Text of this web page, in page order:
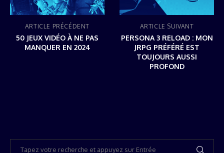
ARTICLE PRÉCÉDENT
50 JEUX VIDÉO À NE PAS
MANQUER EN 2024
ARTICLE SUIVANT
PERSONA 3 RELOAD : MON
JRPG PRÉFÉRÉ EST
TOUJOURS AUSSI
PROFOND